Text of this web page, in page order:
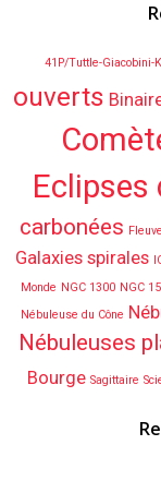
41P/Tuttle-Giacobini-
ouverts
Eclipses
carbonées
Galaxies spirales
Monde NGC 1300 NGC
Nébuleuse du Cône
Nébuleuses
Bourge Sagittaire